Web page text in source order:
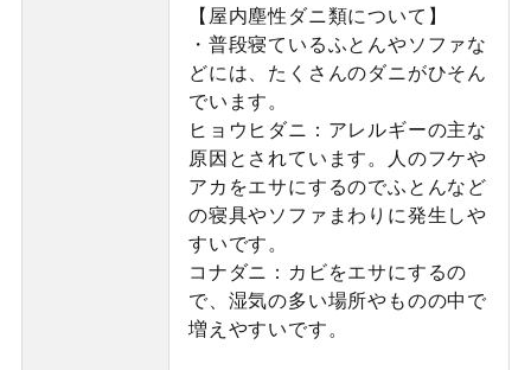
【屋内塵性ダニ類について】
・普段寝ているふとんやソファな
どには、たくさんのダニがひそん
でいます。
ヒョウヒダニ：アレルギーの主な
原因とされています。人のフケや
アカをエサにするのでふとんなど
の寝具やソファまわりに発生しや
すいです。
コナダニ：カビをエサにするの
で、湿気の多い場所やものの中で
増えやすいです。